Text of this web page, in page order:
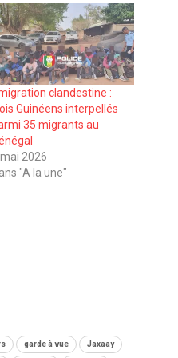
clandestine :
Guinéens interpellés
35 migrants au
2026
"A la une"
garde à vue Jaxaay